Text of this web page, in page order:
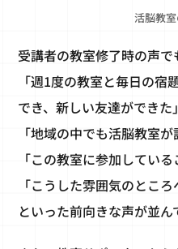
活脳教
受講者の教室修了時の声で
「週1度の教室と毎日の
でき、新しい友達ができた」
「地域の中でも活脳教室
「この教室に参加してい
「こうした雰囲気のところ
といった前向きな声が並ん